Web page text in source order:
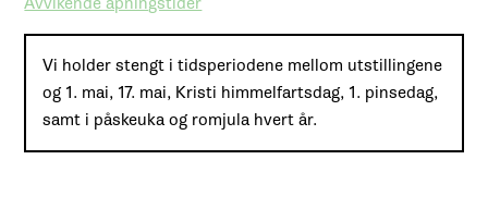
Vi holder stengt i tidsperiodene mellom utstillingene
og 1. mai, 17. mai, Kristi himmelfartsdag, 1. pinsedag,
samt i påskeuka og romjula hvert år.